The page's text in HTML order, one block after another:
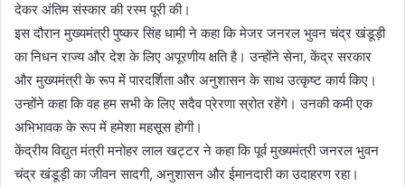
देकर अंतिम संस्कार की रस्म पूरी की।
इस दौरान मुख्यमंत्री पुष्कर सिंह धामी ने कहा कि मेजर जनरल भुवन चंद्र खंडूड़ी
का निधन राज्य और देश के लिए अपूरणीय क्षति है। उन्होंने सेना, केंद्र सरकार
और मुख्यमंत्री के रूप में पारदर्शिता और अनुशासन के साथ उत्कृष्ट कार्य किए।
उन्होंने कहा कि वह हम सभी के लिए सदैव प्रेरणा स्रोत रहेंगे। उनकी कमी एक
अभिभावक के रूप में हमेशा महसूस होगी।
केंद्रीय विद्युत मंत्री मनोहर लाल खट्टर ने कहा कि पूर्व मुख्यमंत्री जनरल भुवन
चंद्र खंडूड़ी का जीवन सादगी, अनुशासन और ईमानदारी का उदाहरण रहा।